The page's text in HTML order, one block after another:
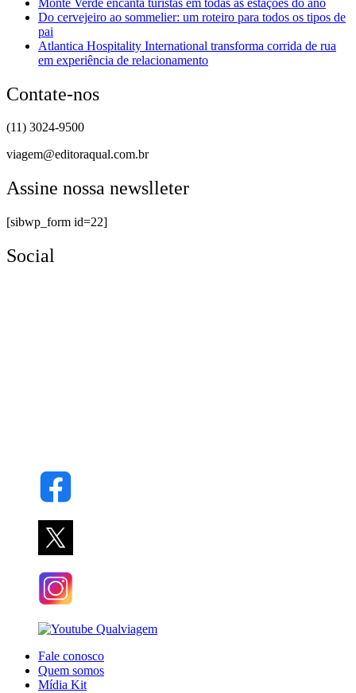
Do cervejeiro ao sommelier: um roteiro para todos os tipos de
pai
Atlantica Hospitality International transforma corrida de rua
em experiência de relacionamento
Contate-nos
(11) 3024-9500
viagem@editoraqual.com.br
Assine nossa newslleter
[sibwp_form id=22]
Social
Fale conosco
Quem somos
Mídia Kit